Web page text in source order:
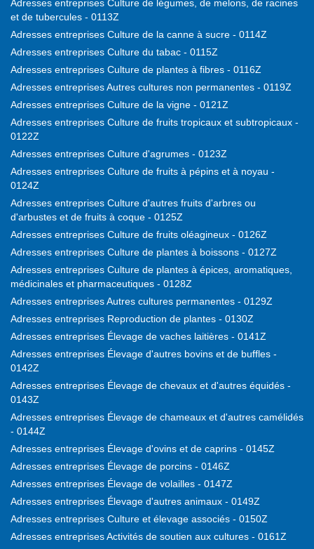
Adresses entreprises Culture de légumes, de melons, de racines
et de tubercules - 0113Z
Adresses entreprises Culture de la canne à sucre - 0114Z
Adresses entreprises Culture du tabac - 0115Z
Adresses entreprises Culture de plantes à fibres - 0116Z
Adresses entreprises Autres cultures non permanentes - 0119Z
Adresses entreprises Culture de la vigne - 0121Z
Adresses entreprises Culture de fruits tropicaux et subtropicaux -
0122Z
Adresses entreprises Culture d'agrumes - 0123Z
Adresses entreprises Culture de fruits à pépins et à noyau -
0124Z
Adresses entreprises Culture d'autres fruits d'arbres ou
d'arbustes et de fruits à coque - 0125Z
Adresses entreprises Culture de fruits oléagineux - 0126Z
Adresses entreprises Culture de plantes à boissons - 0127Z
Adresses entreprises Culture de plantes à épices, aromatiques,
médicinales et pharmaceutiques - 0128Z
Adresses entreprises Autres cultures permanentes - 0129Z
Adresses entreprises Reproduction de plantes - 0130Z
Adresses entreprises Élevage de vaches laitières - 0141Z
Adresses entreprises Élevage d'autres bovins et de buffles -
0142Z
Adresses entreprises Élevage de chevaux et d'autres équidés -
0143Z
Adresses entreprises Élevage de chameaux et d'autres camélidés
- 0144Z
Adresses entreprises Élevage d'ovins et de caprins - 0145Z
Adresses entreprises Élevage de porcins - 0146Z
Adresses entreprises Élevage de volailles - 0147Z
Adresses entreprises Élevage d'autres animaux - 0149Z
Adresses entreprises Culture et élevage associés - 0150Z
Adresses entreprises Activités de soutien aux cultures - 0161Z